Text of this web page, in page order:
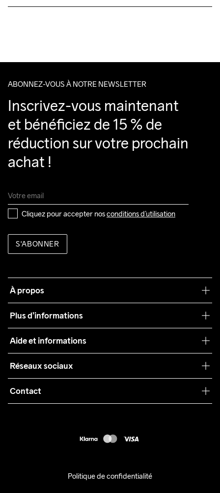
ABONNEZ-VOUS À NOTRE NEWSLETTER
Inscrivez-vous maintenant
et bénéficiez de 15 % de
réduction sur votre prochain
achat !
Cliquez pour accepter nos conditions d’utilisation
S'ABONNER
À propos
Plus d’informations
Teamwear
Durabilité
Collaborations
Aide et informations
Conditions générales
Retours
Réseaux sociaux
Contact
Politique de confidentialité